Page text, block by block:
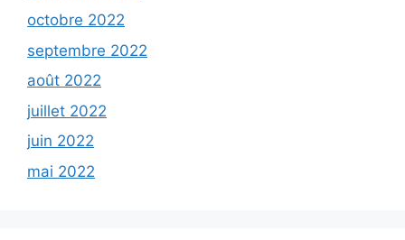
octobre 2022
septembre 2022
août 2022
juillet 2022
juin 2022
mai 2022